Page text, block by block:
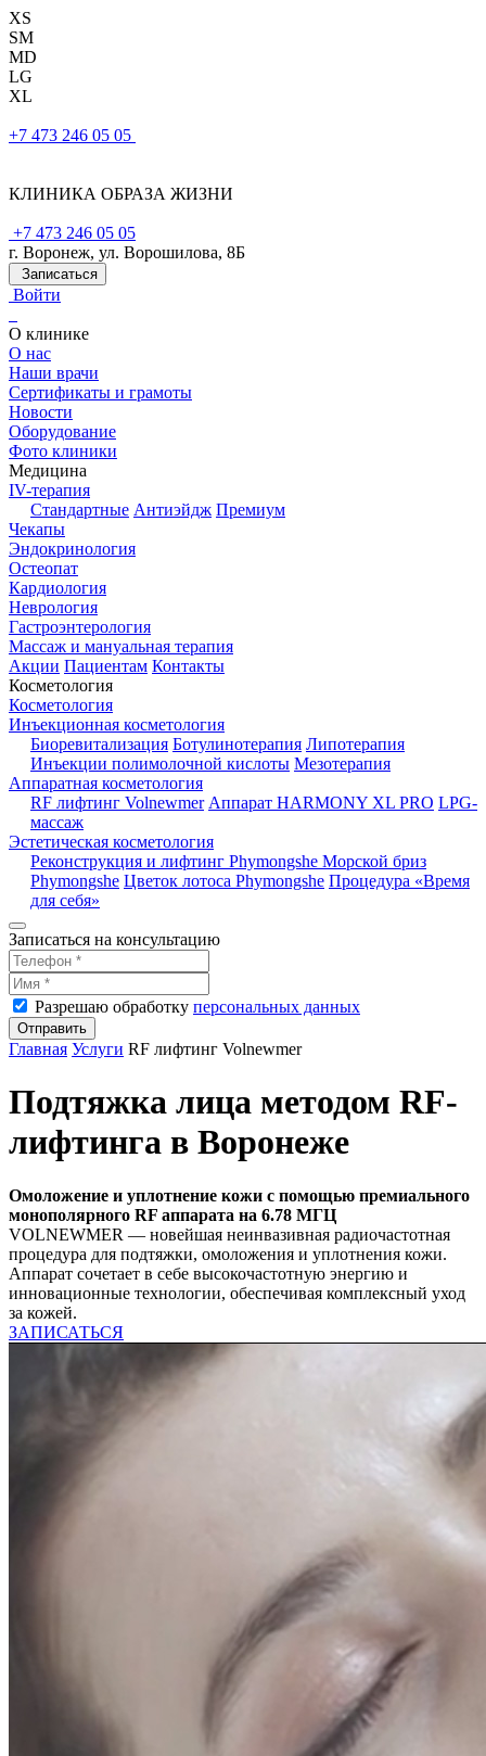
XS
SM
MD
LG
XL
+7 473 246 05 05
КЛИНИКА ОБРАЗА ЖИЗНИ
+7 473 246 05 05
г. Воронеж, ул. Ворошилова, 8Б
Записаться
Войти
О клинике
О нас
Наши врачи
Сертификаты и грамоты
Новости
Оборудование
Фото клиники
Медицина
IV-терапия
Стандартные Антиэйдж Премиум
Чекапы
Эндокринология
Остеопат
Кардиология
Неврология
Гастроэнтерология
Массаж и мануальная терапия
Акции Пациентам Контакты
Косметология
Косметология
Инъекционная косметология
Биоревитализация Ботулинотерапия Липотерапия
Инъекции полимолочной кислоты Мезотерапия
Аппаратная косметология
RF лифтинг Volnewmer Аппарат HARMONY XL PRO LPG-
массаж
Эстетическая косметология
Реконструкция и лифтинг Phymongshe Морской бриз
Phymongshe Цветок лотоса Phymongshe Процедура «Время
для себя»
Записаться на консультацию
Разрешаю обработку персональных данных
Отправить
Главная Услуги RF лифтинг Volnewmer
Подтяжка лица методом RF-
лифтинга в Воронеже
Омоложение и уплотнение кожи с помощью премиального
монополярного RF аппарата на 6.78 МГЦ
VOLNEWMER — новейшая неинвазивная радиочастотная
процедура для подтяжки, омоложения и уплотнения кожи.
Аппарат сочетает в себе высокочастотную энергию и
инновационные технологии, обеспечивая комплексный уход
за кожей.
ЗАПИСАТЬСЯ